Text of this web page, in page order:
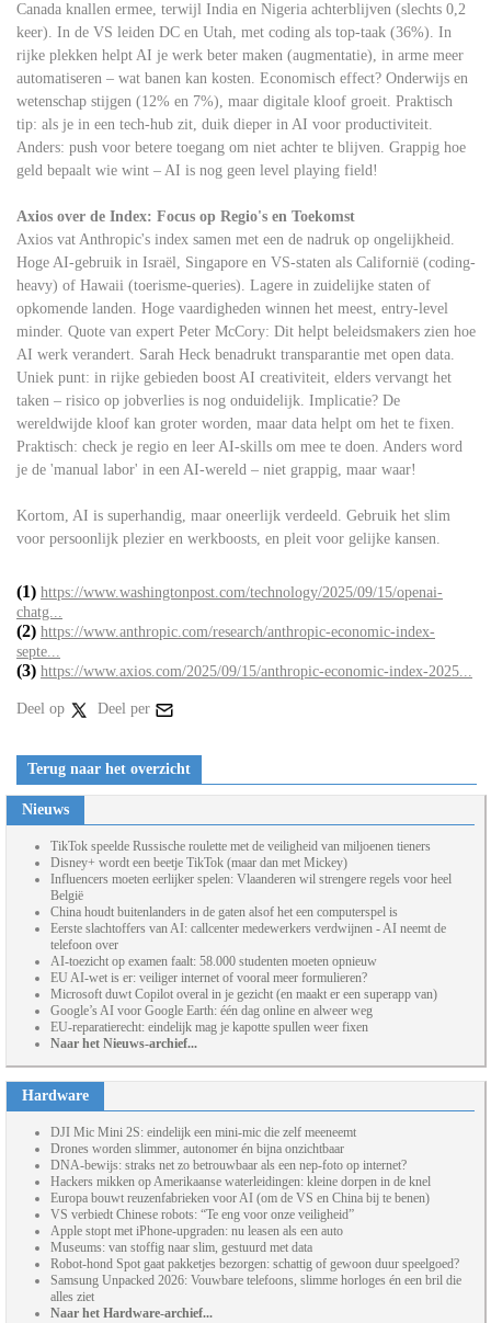
Canada knallen ermee, terwijl India en Nigeria achterblijven (slechts 0,2
keer). In de VS leiden DC en Utah, met coding als top-taak (36%). In
rijke plekken helpt AI je werk beter maken (augmentatie), in arme meer
automatiseren – wat banen kan kosten. Economisch effect? Onderwijs en
wetenschap stijgen (12% en 7%), maar digitale kloof groeit. Praktisch
tip: als je in een tech-hub zit, duik dieper in AI voor productiviteit.
Anders: push voor betere toegang om niet achter te blijven. Grappig hoe
geld bepaalt wie wint – AI is nog geen level playing field!
Axios over de Index: Focus op Regio's en Toekomst
Axios vat Anthropic's index samen met een de nadruk op ongelijkheid.
Hoge AI-gebruik in Israël, Singapore en VS-staten als Californië (coding-
heavy) of Hawaii (toerisme-queries). Lagere in zuidelijke staten of
opkomende landen. Hoge vaardigheden winnen het meest, entry-level
minder. Quote van expert Peter McCory: Dit helpt beleidsmakers zien hoe
AI werk verandert. Sarah Heck benadrukt transparantie met open data.
Uniek punt: in rijke gebieden boost AI creativiteit, elders vervangt het
taken – risico op jobverlies is nog onduidelijk. Implicatie? De
wereldwijde kloof kan groter worden, maar data helpt om het te fixen.
Praktisch: check je regio en leer AI-skills om mee te doen. Anders word
je de 'manual labor' in een AI-wereld – niet grappig, maar waar!
Kortom, AI is superhandig, maar oneerlijk verdeeld. Gebruik het slim
voor persoonlijk plezier en werkboosts, en pleit voor gelijke kansen.
(1) https://www.washingtonpost.com/technology/2025/09/15/openai-
chatg...
(2) https://www.anthropic.com/research/anthropic-economic-index-
septe...
(3) https://www.axios.com/2025/09/15/anthropic-economic-index-2025...
Deel op Deel per
Terug naar het overzicht
Nieuws
TikTok speelde Russische roulette met de veiligheid van miljoenen tieners
Disney+ wordt een beetje TikTok (maar dan met Mickey)
Influencers moeten eerlijker spelen: Vlaanderen wil strengere regels voor heel
België
China houdt buitenlanders in de gaten alsof het een computerspel is
Eerste slachtoffers van AI: callcenter medewerkers verdwijnen - AI neemt de
telefoon over
AI-toezicht op examen faalt: 58.000 studenten moeten opnieuw
EU AI-wet is er: veiliger internet of vooral meer formulieren?
Microsoft duwt Copilot overal in je gezicht (en maakt er een superapp van)
Google’s AI voor Google Earth: één dag online en alweer weg
EU-reparatierecht: eindelijk mag je kapotte spullen weer fixen
Naar het Nieuws-archief...
Hardware
DJI Mic Mini 2S: eindelijk een mini-mic die zelf meeneemt
Drones worden slimmer, autonomer én bijna onzichtbaar
DNA-bewijs: straks net zo betrouwbaar als een nep-foto op internet?
Hackers mikken op Amerikaanse waterleidingen: kleine dorpen in de knel
Europa bouwt reuzenfabrieken voor AI (om de VS en China bij te benen)
VS verbiedt Chinese robots: “Te eng voor onze veiligheid”
Apple stopt met iPhone-upgraden: nu leasen als een auto
Museums: van stoffig naar slim, gestuurd met data
Robot-hond Spot gaat pakketjes bezorgen: schattig of gewoon duur speelgoed?
Samsung Unpacked 2026: Vouwbare telefoons, slimme horloges én een bril die
alles ziet
Naar het Hardware-archief...